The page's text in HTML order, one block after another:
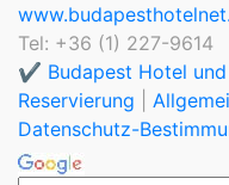
Tel: +36 (1) 227-9614
✔️ Budapest Hotel
Reservierung
Datenschutz-